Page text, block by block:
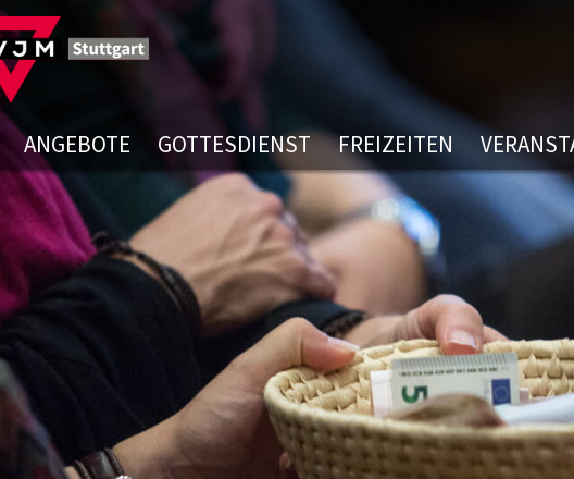
ANGEBOTE GOTTESDIENST FREIZEITEN